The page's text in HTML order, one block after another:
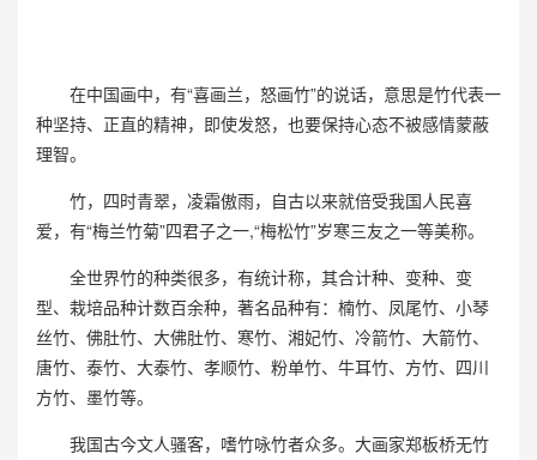
在中国画中，有“喜画兰，怒画竹”的说话，意思是竹代表一
种坚持、正直的精神，即使发怒，也要保持心态不被感情蒙蔽
理智。
竹，四时青翠，凌霜傲雨，自古以来就倍受我国人民喜
爱，有“梅兰竹菊”四君子之一,“梅松竹”岁寒三友之一等美称。
全世界竹的种类很多，有统计称，其合计种、变种、变
型、栽培品种计数百余种，著名品种有：楠竹、凤尾竹、小琴
丝竹、佛肚竹、大佛肚竹、寒竹、湘妃竹、冷箭竹、大箭竹、
唐竹、泰竹、大泰竹、孝顺竹、粉单竹、牛耳竹、方竹、四川
方竹、墨竹等。
我国古今文人骚客，嗜竹咏竹者众多。大画家郑板桥无竹